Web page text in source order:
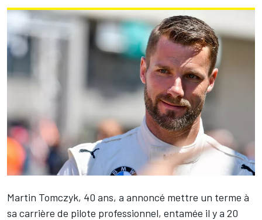
Martin Tomczyk, 40 ans, a annoncé mettre un terme à
sa carrière de pilote professionnel, entamée il y a 20